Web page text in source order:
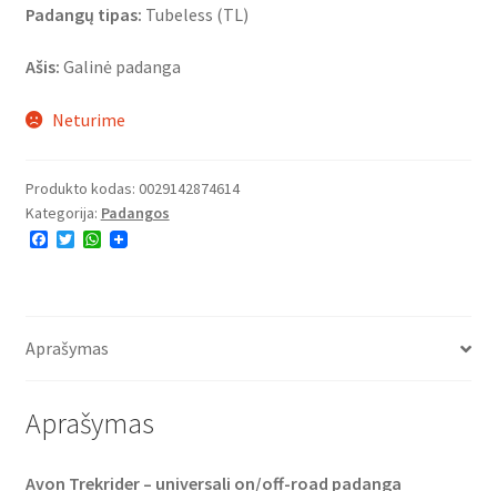
Padangų tipas: Tubeless (TL)
Ašis: Galinė padanga
Neturime
Produkto kodas: 0029142874614
Kategorija: Padangos
F
o
T
r
W
p
Aprašymas
Aprašymas
Avon Trekrider – universali on/off-road padanga